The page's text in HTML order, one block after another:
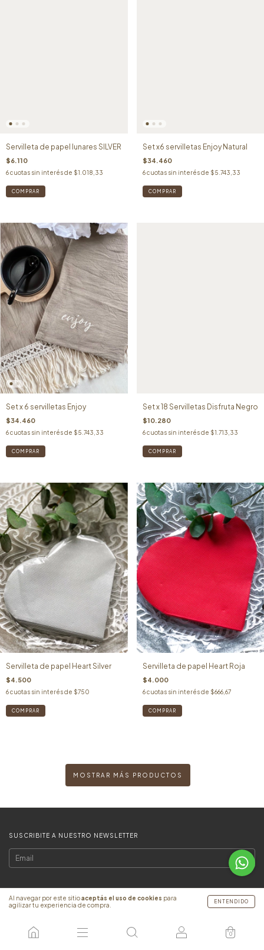
Al navegar por este sitioaceptás el uso de cookies para
agilizar tu experiencia de compra.
ENTENDIDO
0
Servilleta de papel lunares SILVER
$6.110
6cuotas sin interés de $1.018,33
Set x6 servilletas Enjoy Natural
$34.460
6 cuotas sin interés de $5.743,33
Set x 6 servilletas Enjoy
$34.460
6cuotas sin interés de $5.743,33
Set x 18 Servilletas Disfruta Negro
$10.280
6 cuotas sin interés de $1.713,33
Servilleta de papel Heart Silver
$4.500
6cuotas sin interés de $750
Servilleta de papel Heart Roja
$4.000
6 cuotas sin interés de $666,67
COMPRAR
MOSTRAR MÁS PRODUCTOS
SUSCRIBITE A NUESTRO NEWSLETTER
CATEGORÍAS